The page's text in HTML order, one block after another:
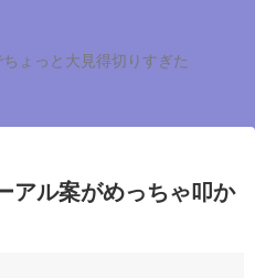
ょっと大見得切りすぎた
アル案がめっちゃ叩か